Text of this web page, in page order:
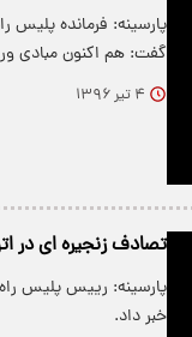
پارسینه: فرمانده پلیس
گفت: هم اکنون مبادی
۴ تیر ۱۳۹۶
تصادف زنجیره ای در
خبر داد.